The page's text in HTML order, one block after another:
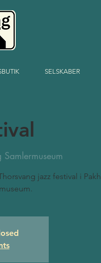
SELSKABER
Samlermuseum
jazz festival i